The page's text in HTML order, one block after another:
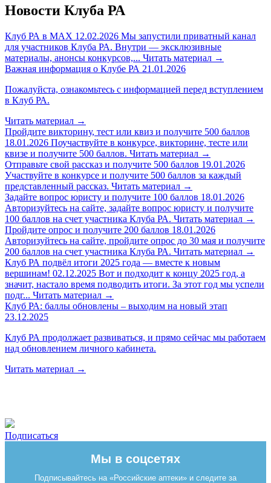
Новости Клуба РА
Клуб РА в MAX 12.02.2026 Мы запустили приватный канал
для участников Клуба РА. Внутри — эксклюзивные
материалы, анонсы конкурсов,... Читать материал →
Важная информация о Клубе РА 21.01.2026
Пожалуйста, ознакомьтесь с информацией перед вступлением
в Клуб РА.
Читать материал →
Пройдите викторину, тест или квиз и получите 500 баллов
18.01.2026 Поучаствуйте в конкурсе, викторине, тесте или
квизе и получите 500 баллов. Читать материал →
Отправьте свой рассказ и получите 500 баллов 19.01.2026
Участвуйте в конкурсе и получите 500 баллов за каждый
представленный рассказ. Читать материал →
Задайте вопрос юристу и получите 100 баллов 18.01.2026
Авторизуйтесь на сайте, задайте вопрос юристу и получите
100 баллов на счет участника Клуба РА. Читать материал →
Пройдите опрос и получите 200 баллов 18.01.2026
Авторизуйтесь на сайте, пройдите опрос до 30 мая и получите
200 баллов на счет участника Клуба РА. Читать материал →
Клуб РА подвёл итоги 2025 года — вместе к новым
вершинам! 02.12.2025 Вот и подходит к концу 2025 год, а
значит, настало время подводить итоги. За этот год мы успели
подг... Читать материал →
Клуб РА: баллы обновлены – выходим на новый этап
23.12.2025
Клуб РА продолжает развиваться, и прямо сейчас мы работаем
над обновлением личного кабинета.
Читать материал →
Подписаться
Мы в соцсетях
Подписывайтесь на «Российские аптеки» и следите за